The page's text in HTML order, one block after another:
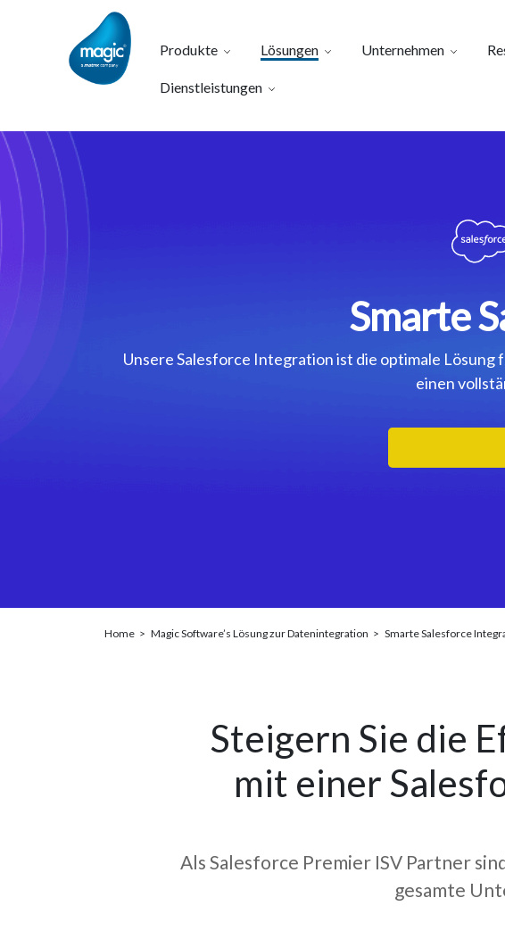
Produkte Lösungen Unternehmen
Dienstleistungen
Smarte
Unsere Salesforce Integration ist die optimale Lösung
einen
Home Magic Software’s Lösung zur Datenintegration Smarte Salesforce
Steigern Sie die
mit einer
Als Salesforce Premier ISV Partner
gesamte